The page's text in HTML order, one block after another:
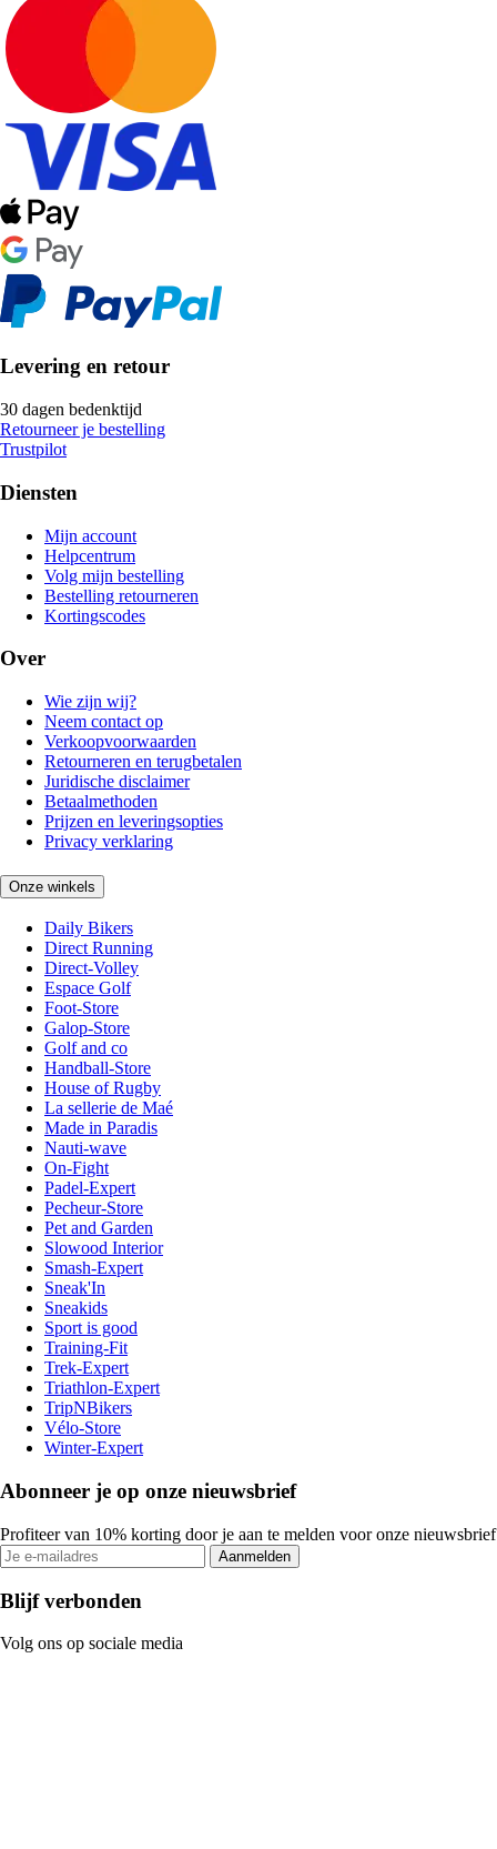
Levering en retour
30 dagen bedenktijd
Retourneer je bestelling
Trustpilot
Diensten
Mijn account
Helpcentrum
Volg mijn bestelling
Bestelling retourneren
Kortingscodes
Over
Wie zijn wij?
Neem contact op
Verkoopvoorwaarden
Retourneren en terugbetalen
Juridische disclaimer
Betaalmethoden
Prijzen en leveringsopties
Privacy verklaring
Onze winkels
Daily Bikers
Direct Running
Direct-Volley
Espace Golf
Foot-Store
Galop-Store
Golf and co
Handball-Store
House of Rugby
La sellerie de Maé
Made in Paradis
Nauti-wave
On-Fight
Padel-Expert
Pecheur-Store
Pet and Garden
Slowood Interior
Smash-Expert
Sneak'In
Sneakids
Sport is good
Training-Fit
Trek-Expert
Triathlon-Expert
TripNBikers
Vélo-Store
Winter-Expert
Abonneer je op onze nieuwsbrief
Profiteer van 10% korting door je aan te melden voor onze nieuwsbrief
Aanmelden
Blijf verbonden
Volg ons op sociale media